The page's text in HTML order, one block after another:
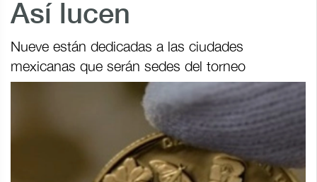
Así lucen
Nueve están dedicadas a las ciudades
mexicanas que serán sedes del torneo